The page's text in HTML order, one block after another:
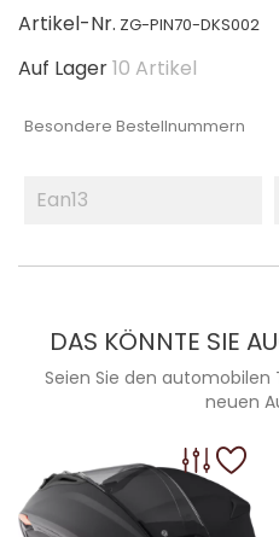
Artikel-Nr. ZG-PIN70-DKS002
Auf Lager10 Artikel
Besondere Bestellnummern
Ean13
DAS KÖNNTE SIE
Seien Sie den
neuen